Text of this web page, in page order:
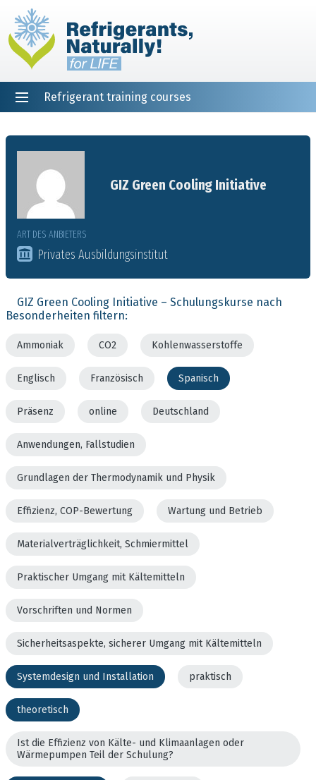
Refrigerant training courses
GIZ Green Cooling Initiative
ART DES ANBIETERS
Privates Ausbildungsinstitut
GIZ Green Cooling Initiative – Schulungskurse nach
Besonderheiten filtern:
Ammoniak CO2 Kohlenwasserstoffe
Englisch Französisch Spanisch
Präsenz online Deutschland
Anwendungen, Fallstudien
Grundlagen der Thermodynamik und Physik
Effizienz, COP-Bewertung Wartung und Betrieb
Materialverträglichkeit, Schmiermittel
Praktischer Umgang mit Kältemitteln
Vorschriften und Normen
Sicherheitsaspekte, sicherer Umgang mit Kältemitteln
Systemdesign und Installation praktisch
theoretisch
Ist die Effizienz von Kälte- und Klimaanlagen oder
Wärmepumpen Teil der Schulung?